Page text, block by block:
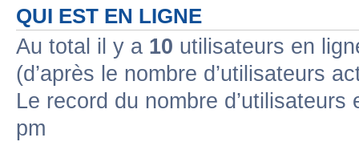
QUI EST EN LIGNE
Au total il y a 10 utilisateurs en
(d’après le nombre d’utilisateurs
Le record du nombre
pm